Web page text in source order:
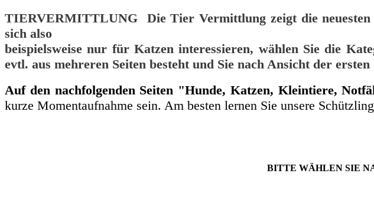
TIERVERMITTLUNG Die Tier Vermittlung zeigt die
sich also
beispielsweise nur für Katzen interessieren, wählen Sie die
evtl. aus mehreren Seiten besteht und Sie nach Ansicht der
Auf den nachfolgenden Seiten "Hunde, Katzen, Kleintiere,
kurze Momentaufnahme sein. Am besten lernen Sie unsere
BITTE WÄHLEN SIE